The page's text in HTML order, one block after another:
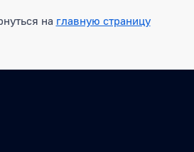
на главную страницу